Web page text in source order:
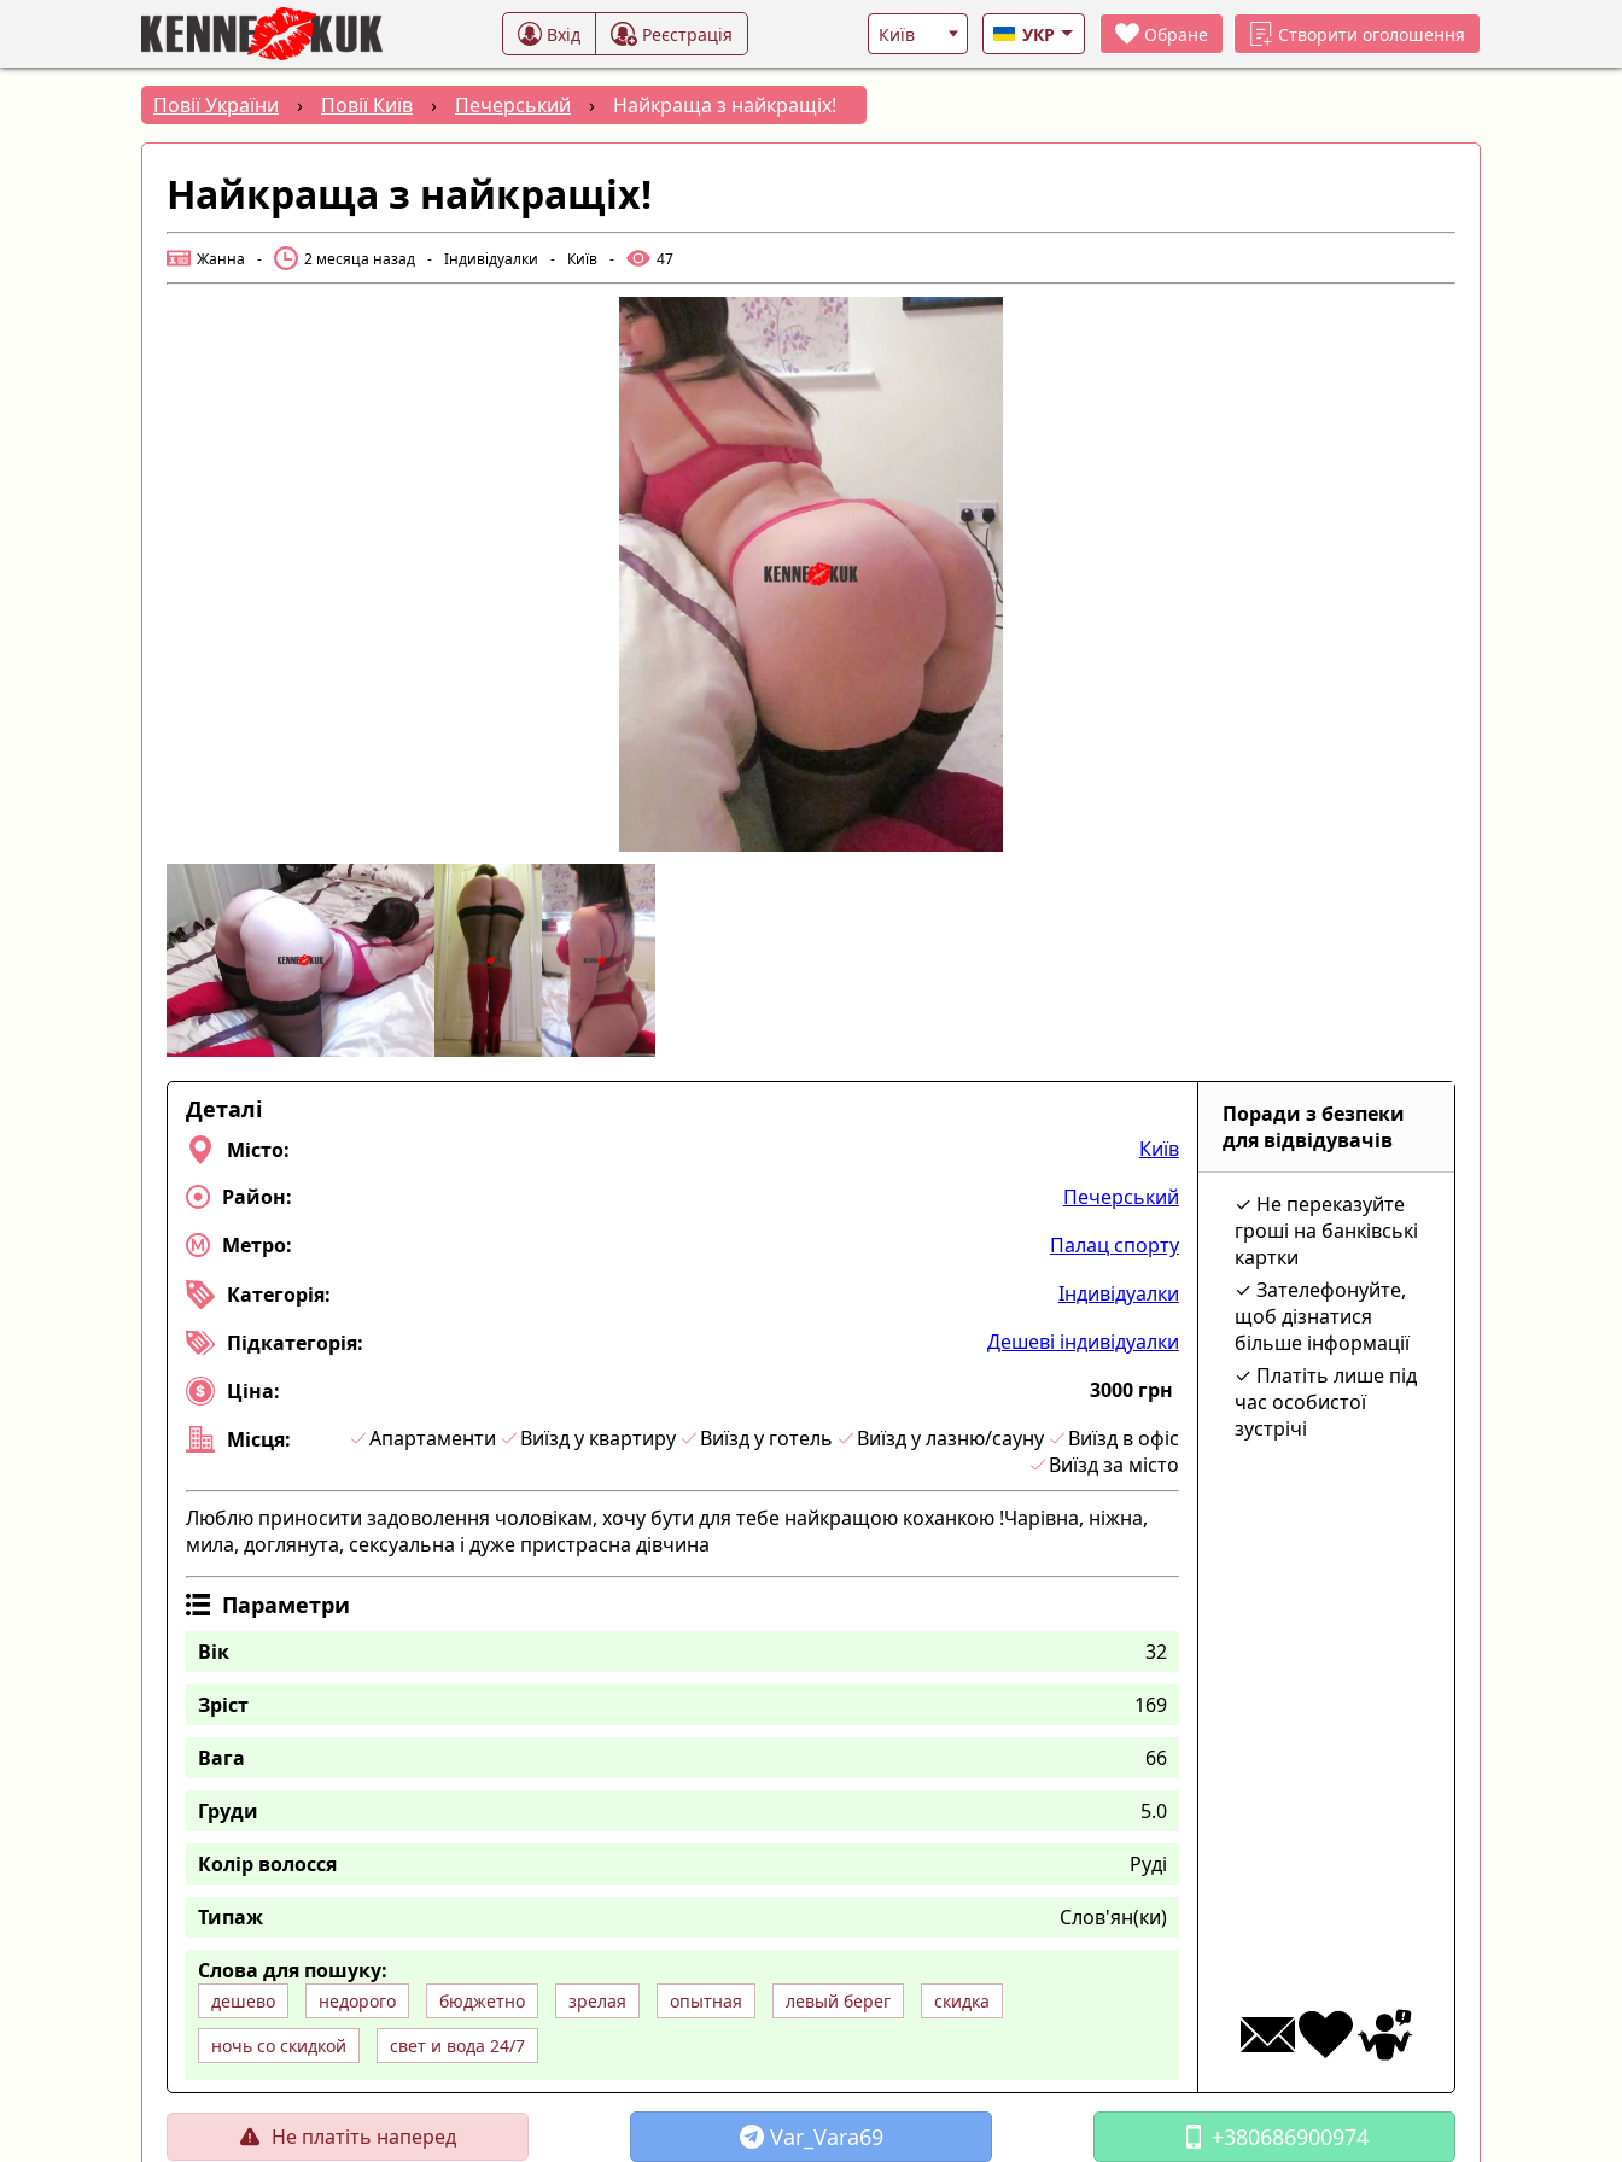
Вхід Реєстрація УКР Обране Створити оголошення
Повії України › Повії Київ › Печерський › Найкраща з найкращіх!
Найкраща з найкращіх!
Жанна - 2 месяца назад - Індивідуалки - Київ - 47
Деталі
Місто:
Київ
Район:
Печерський
Метро:
Палац спорту
Категорія:
Індивідуалки
Підкатегорія:
Дешеві індивідуалки
Ціна:
3000 грн
Місця:
Апартаменти Виїзд у квартиру Виїзд у готель Виїзд у лазню/сауну
Виїзд в офіс
Виїзд за місто
Люблю приносити задоволення чоловікам, хочу бути для тебе найкращою коханкою !Чарівна, ніжна,
мила, доглянута, сексуальна і дуже пристрасна дівчина
Параметри
Вік
32
Зріст
169
Вага
66
Груди
5.0
Колір волосся
Руді
Типаж
Слов'ян(ки)
Слова для пошуку:
дешево недорого бюджетно зрелая опытная левый берег
скидка
ночь со скидкой
свет и вода 24/7
Поради з безпеки
для відвідувачів
Не переказуйте
гроші на банківські
картки
Зателефонуйте,
щоб дізнатися
більше інформації
Платіть лише під
час особистої
зустрічі
Не платіть наперед Var_Vara69 +380686900974